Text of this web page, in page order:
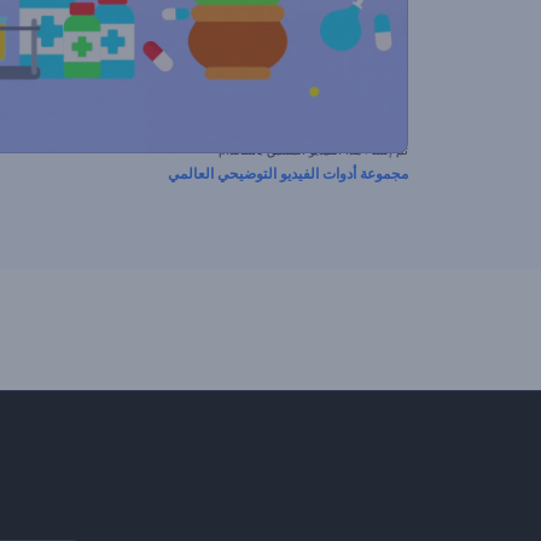
تم إنشاء هذا الفيديو المسبق باستخدام
مجموعة أدوات الفيديو التوضيحي العالمي